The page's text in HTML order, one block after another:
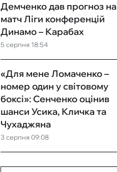
5 серпня 18:54
Демченко дав прогноз на
матч Ліги конференцій
Динамо – Карабах
3 серпня 09:08
«Для мене Ломаченко –
номер один у світовому
боксі»: Сенченко оцінив
шанси Усика, Кличка та
Чухаджяна